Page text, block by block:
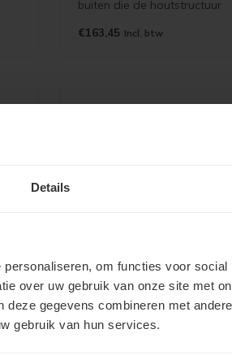
Details
om functies voor social
over uw gebruik van onze site met
gegevens combineren met
gebruik van hun services.
buiten die de houtstructuur
onderhoudsintervallen
€163,45 Incl. btw